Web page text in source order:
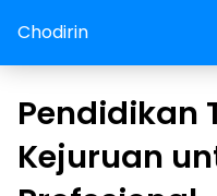
Chodirin
Pendidikan
Kejuruan